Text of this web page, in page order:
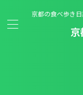
京都の食べ歩き
京